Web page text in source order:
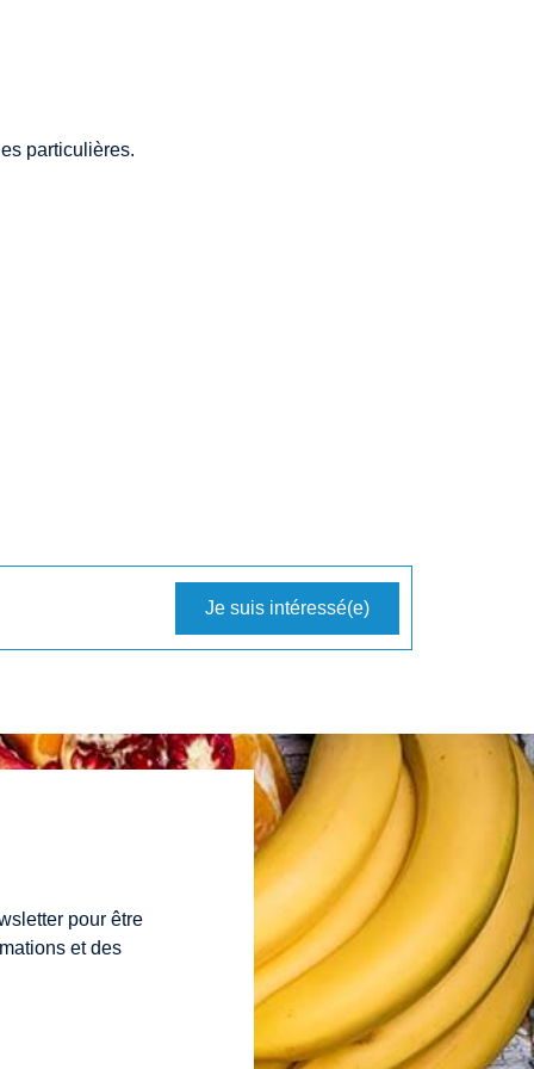
particulières.
Je suis intéressé(e)
"
pour être
et des